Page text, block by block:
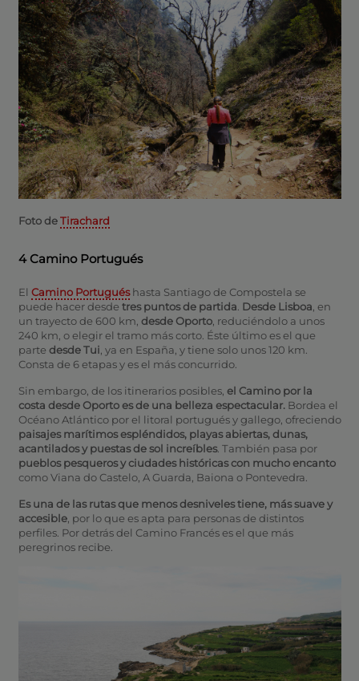
Foto deTirachard
4 Camino Portugués
El Camino Portuguéshasta Santiago de Compostela se
puede hacer desde tres puntos de partida Desde Lisboa , en
un trayecto de 600 km, desde Oporto, reduciéndolo a unos
240 km, o elegir el tramo más corto. Éste último es el que
parte desde Tui , ya en España, y tiene solo unos 120 km.
Consta de 6 etapas y es el más concurrido.
Sin embargo, de los itinerarios posibles, el Camino por la
costa desde Oporto es de una belleza espectacular.Bordea el
Océano Atlántico por el litoral portugués y gallego, ofreciendo
paisajes marítimos espléndidos, playas abiertas, dunas,
acantilados y puestas de sol increíbles. También pasa por
pueblos pesqueros y ciudades históricas con mucho encanto
como Viana do Castelo, A Guarda, Baiona o Pontevedra.
Es una de las rutas que menos desniveles tiene, más suave y
accesible, por lo que es apta para personas de distintos
perfiles. Por detrás del Camino Francés es el que más
peregrinos recibe.